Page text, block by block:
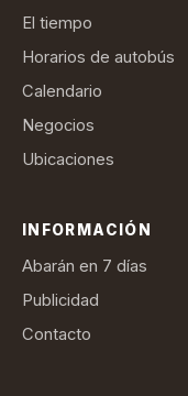
El tiempo
Horarios de autobús
Calendario
Negocios
Ubicaciones
INFORMACIÓN
Abarán en 7 días
Publicidad
Contacto